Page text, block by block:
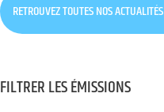
RETROUVEZ TOUTES NOS ACTUALITÉS
FILTRER LES ÉMISSIONS